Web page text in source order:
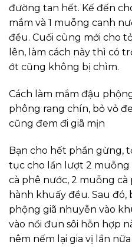
đường tan hết. Kế đến
mắm và 1 muỗng canh
đều. Cuối cùng mới cho
lên, làm cách này thì có
ớt cũng không bị chìm.
Cách làm mắm đậu
phông rang chín, bỏ vỏ
cũng đem đi giã mịn
Bạn cho hết phần gừng,
tục cho lần lượt 2 muỗng
cà phê nước, 2 muỗng
hành khuấy đều. Sau
phộng giã nhuyễn vào
vào nồi đun sôi hỗn hợp
nêm nếm lại gia vị lần